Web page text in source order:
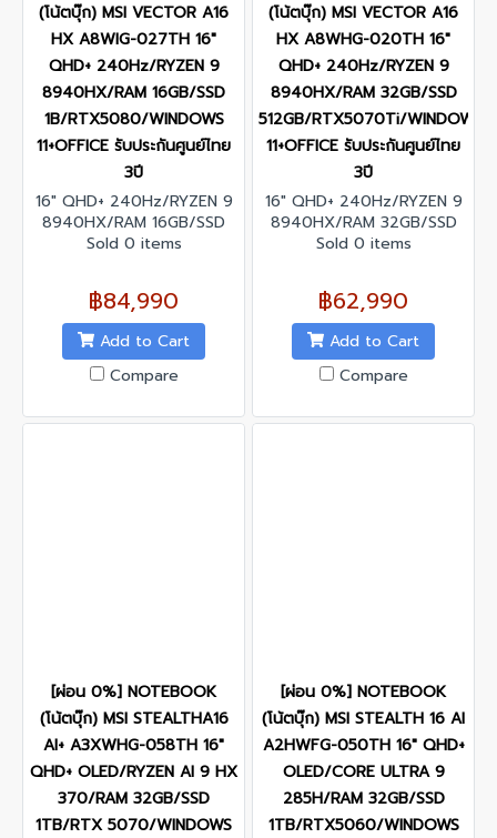
(โน้ตบุ๊ก) MSI VECTOR A16
HX A8WIG-027TH 16"
QHD+ 240Hz/RYZEN 9
8940HX/RAM 16GB/SSD
1B/RTX5080/WINDOWS
11+OFFICE รับประกันศูนย์ไทย
3ปี
16" QHD+ 240Hz/RYZEN 9
8940HX/RAM 16GB/SSD
1B/RTX5080/WINDOWS
Sold 0 items
฿84,990
Add to Cart
Compare
(โน้ตบุ๊ก) MSI VECTOR A16
HX A8WHG-020TH 16"
QHD+ 240Hz/RYZEN 9
8940HX/RAM 32GB/SSD
512GB/RTX5070Ti/WINDOWS
11+OFFICE รับประกันศูนย์ไทย
3ปี
16" QHD+ 240Hz/RYZEN 9
8940HX/RAM 32GB/SSD
512GB/RTX5070Ti/WINDOWS
Sold 0 items
฿62,990
Add to Cart
Compare
[ผ่อน 0%] NOTEBOOK
(โน้ตบุ๊ก) MSI STEALTHA16
AI+ A3XWHG-058TH 16"
QHD+ OLED/RYZEN AI 9 HX
370/RAM 32GB/SSD
1TB/RTX 5070/WINDOWS
[ผ่อน 0%] NOTEBOOK
(โน้ตบุ๊ก) MSI STEALTH 16 AI
A2HWFG-050TH 16" QHD+
OLED/CORE ULTRA 9
285H/RAM 32GB/SSD
1TB/RTX5060/WINDOWS